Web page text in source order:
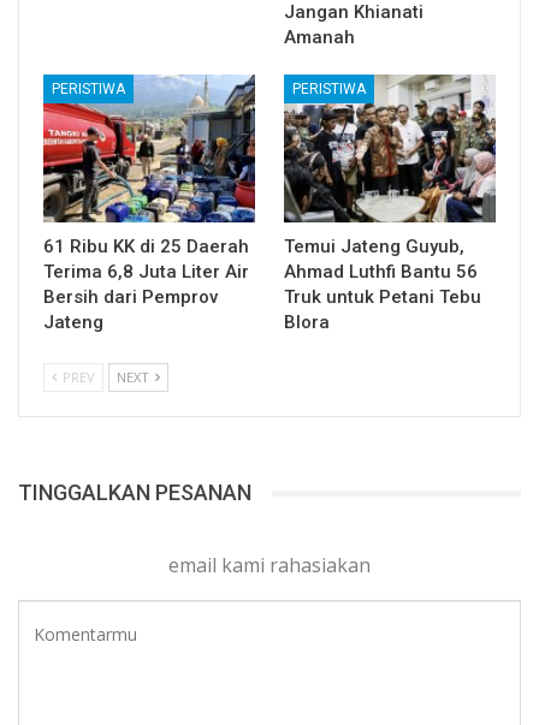
Jangan Khianati
Amanah
PERISTIWA
61 Ribu KK di 25 Daerah
Terima 6,8 Juta Liter Air
Bersih dari Pemprov
Jateng
PERISTIWA
Temui Jateng Guyub,
Ahmad Luthfi Bantu 56
Truk untuk Petani Tebu
Blora
PREV NEXT
TINGGALKAN PESANAN
email kami rahasiakan